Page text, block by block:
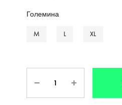
Големина
M L XL